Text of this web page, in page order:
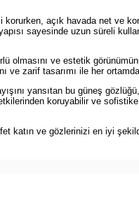
korurken, açık havada net ve
sayesinde uzun süreli
ve estetik
zarif tasarımı ile her ortamda
yansıtan bu güneş
koruyabilir ve
katın ve gözlerinizi en iyi